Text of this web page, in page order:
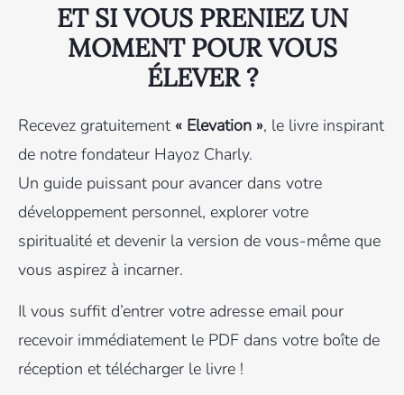
ET SI VOUS PRENIEZ UN
MOMENT POUR VOUS
ÉLEVER ?
Recevez gratuitement « Elevation », le livre inspirant
de notre fondateur Hayoz Charly.
Un guide puissant pour avancer dans votre
développement personnel, explorer votre
spiritualité et devenir la version de vous-même que
vous aspirez à incarner.
Il vous suffit d’entrer votre adresse email pour
recevoir immédiatement le PDF dans votre boîte de
réception et télécharger le livre !